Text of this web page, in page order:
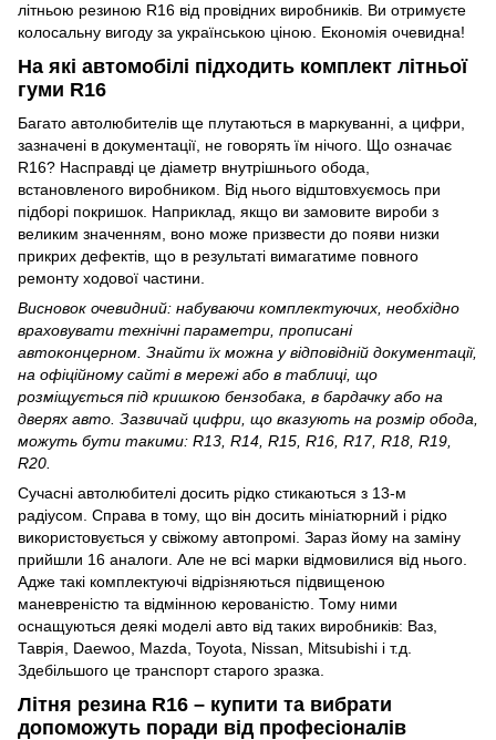
літньою резиною R16 від провідних виробників. Ви отримуєте
колосальну вигоду за українською ціною. Економія очевидна!
На які автомобілі підходить комплект літньої
гуми R16
Багато автолюбителів ще плутаються в маркуванні, а цифри,
зазначені в документації, не говорять їм нічого. Що означає
R16? Насправді це діаметр внутрішнього обода,
встановленого виробником. Від нього відштовхуємось при
підборі покришок. Наприклад, якщо ви замовите вироби з
великим значенням, воно може призвести до появи низки
прикрих дефектів, що в результаті вимагатиме повного
ремонту ходової частини.
Висновок очевидний: набуваючи комплектуючих, необхідно
враховувати технічні параметри, прописані
автоконцерном. Знайти їх можна у відповідній документації,
на офіційному сайті в мережі або в таблиці, що
розміщується під кришкою бензобака, в бардачку або на
дверях авто. Зазвичай цифри, що вказують на розмір обода,
можуть бути такими: R13, R14, R15, R16, R17, R18, R19,
R20.
Сучасні автолюбителі досить рідко стикаються з 13-м
радіусом. Справа в тому, що він досить мініатюрний і рідко
використовується у свіжому автопромі. Зараз йому на заміну
прийшли 16 аналоги. Але не всі марки відмовилися від нього.
Адже такі комплектуючі відрізняються підвищеною
маневреністю та відмінною керованістю. Тому ними
оснащуються деякі моделі авто від таких виробників: Ваз,
Таврія, Daewoo, Mazda, Toyota, Nissan, Mitsubishi і т.д.
Здебільшого це транспорт старого зразка.
Літня резина R16 – купити та вибрати
допоможуть поради від професіоналів